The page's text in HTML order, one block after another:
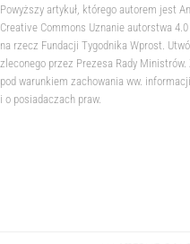
Powyższy artykuł, którego autorem jest
Creative Commons Uznanie autorstwa
na rzecz Fundacji Tygodnika Wprost.
zleconego przez Prezesa Rady
pod warunkiem zachowania ww.
i o posiadaczach praw.